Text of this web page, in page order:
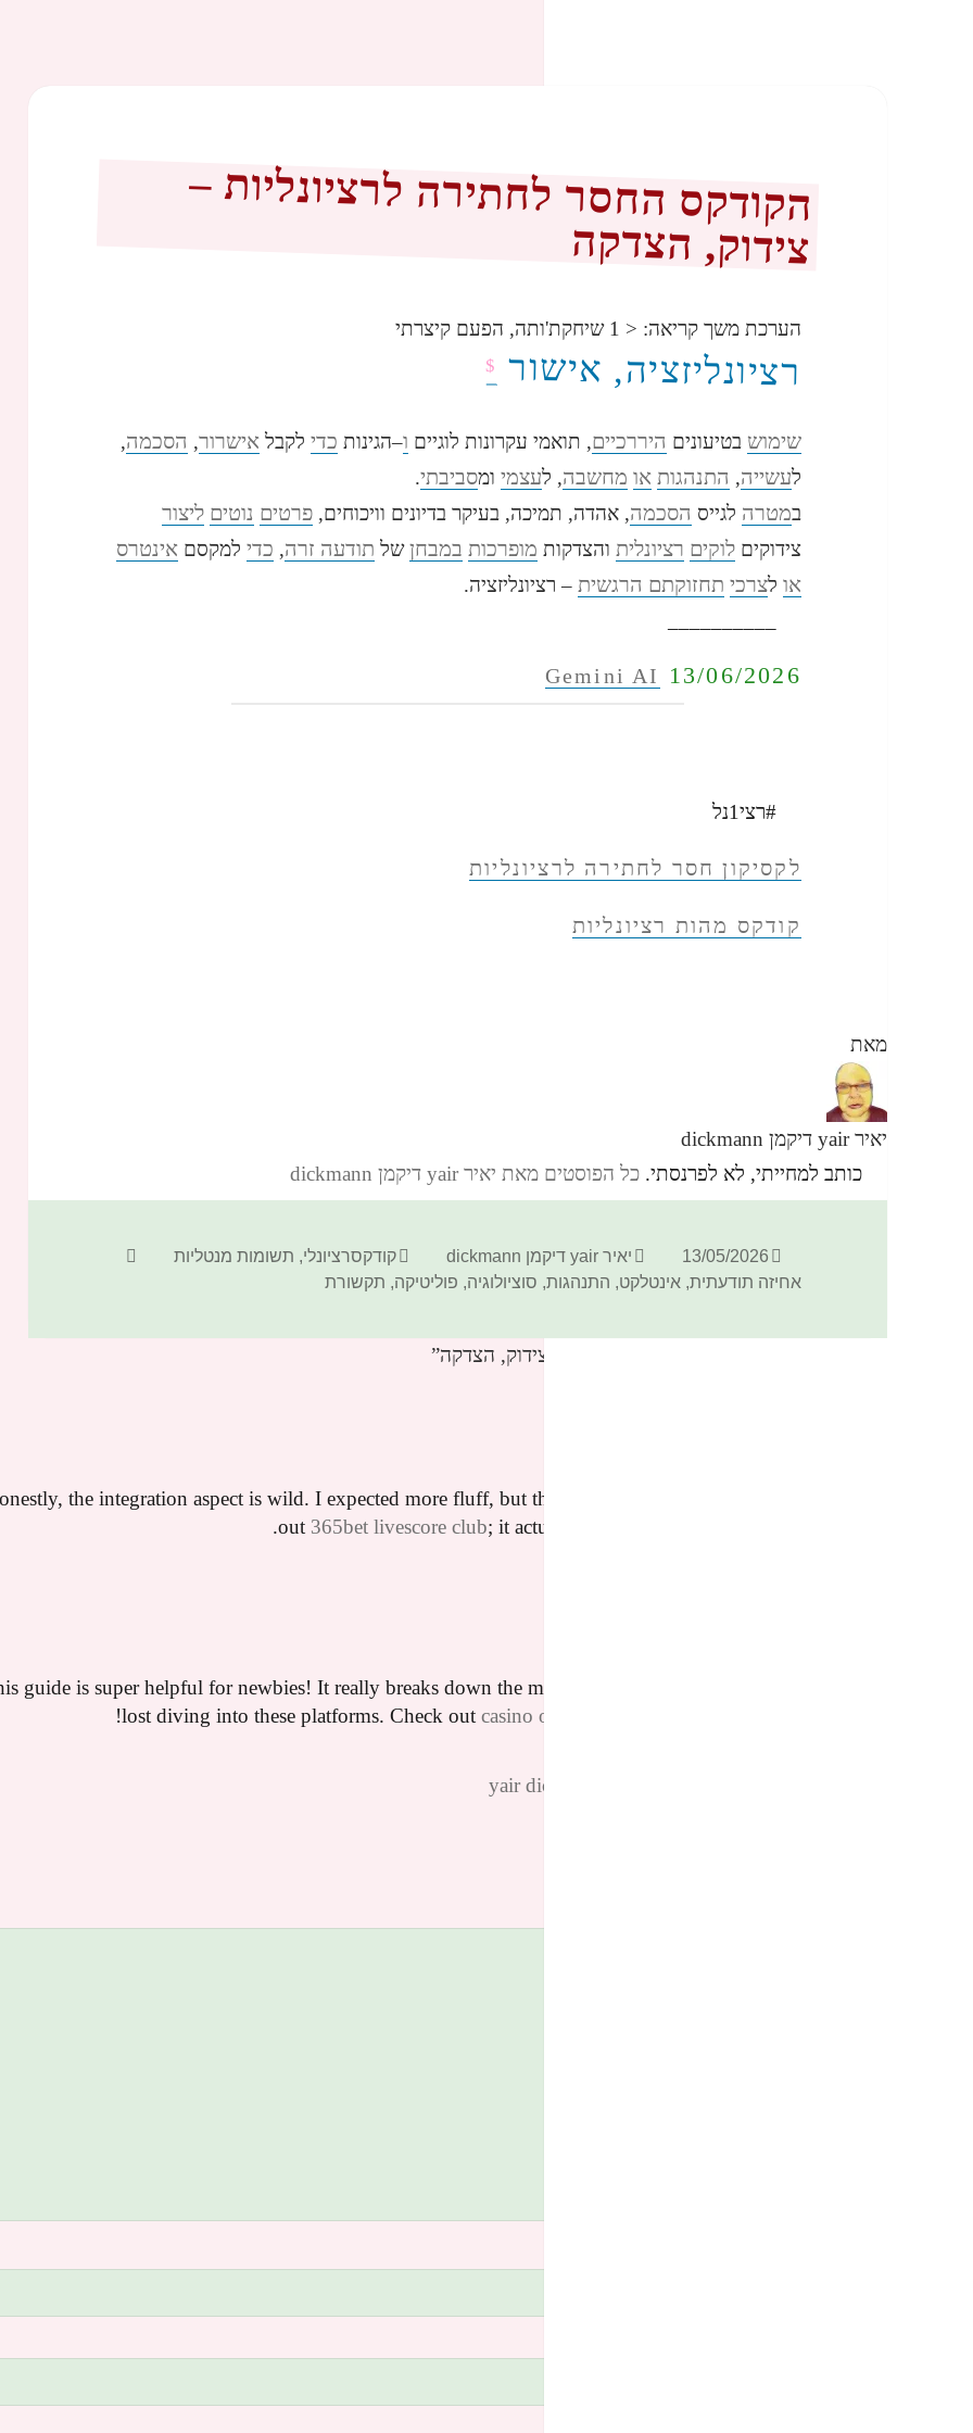
הקודקס החסר לחתירה לרציונליות –
צידוק, הצדקה
הערכת משך קריאה: < 1 שיחקת'ותה, הפעם קיצרתי
רציונליזציה, אישור $
שימוש בטיעונים היררכיים, תואמי עקרונות לוגיים ו–הגינות כדי לקבלאישרור, הסכמה,
לעשייה, התנהגות או מחשבה, לעצמי ומסביבתי.
במטרה לגייס הסכמה, אהדה, תמיכה, בעיקר בדיונים וויכוחים,פרטים נוטים ליצור
צידוקיםלוקים רציונלית והצדקות מופרכות במבחןשל תודעה זרה, כדי למקסםאינטרס
או לצרכי תחזוקתם הרגשית – רציונליזציה.
Gemini AI 13/06/2026
#רצי1נל
לקסיקון חסר לחתירה לרציונליות
קודקס מהות רציונליות
מאת
יאיר yair דיקמן dickmann
כותב למחייתי, לא לפרנסתי. כל הפוסטים מאת יאיר yair דיקמן dickmann‏
פורסם
בתאריך
13/05/2026 מחבר
יאיר yair דיקמן dickmann קטגוריות
קודקסרציונלי, תשומות מנטליות
אחיזה תודעתית,אינטלקט, התנהגות, סוציולוגיה, פוליטיקה, תקשורת
the integration aspect is wild. I expected more fluff, but the real-time data depth here is solid. Check
out 365bet livescore club; it actually feels analytical, not just marketing hype.
guide is super helpful for newbies! It really breaks down the mechanics, which is key. Makes me feel less
lost diving into these platforms. Check outcasino online game app download apk